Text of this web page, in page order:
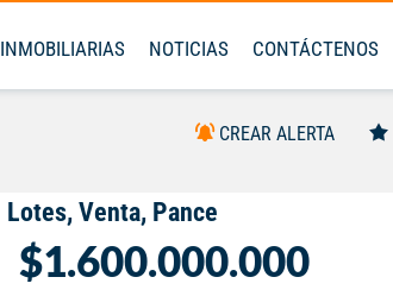
INMOBILIARIAS NOTICIAS CONTÁCTENOS
CREAR ALERTA
Lotes, Venta, Pance
$1.600.000.000